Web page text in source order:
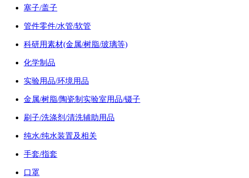
塞子/盖子
管件零件/水管/软管
科研用素材(金属/树脂/玻璃等)
化学制品
实验用品/环境用品
金属/树脂/陶瓷制实验室用品/镊子
刷子/洗涤剂/清洗辅助用品
纯水/纯水装置及相关
手套/指套
口罩